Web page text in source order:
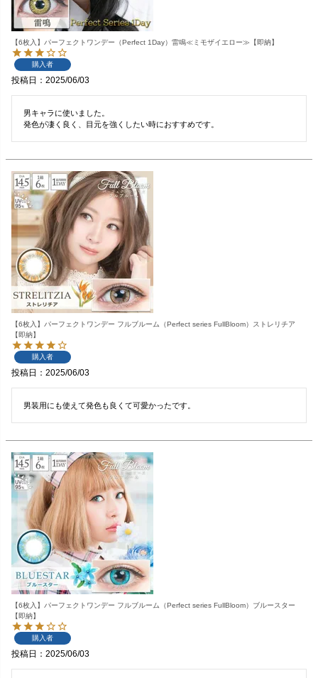
【6枚入】パーフェクトワンデー（Perfect 1Day）雷鳴≪ミモザイエロー≫【即納】
購入者
投稿日 2025/06/03
男キャラに使いました。
発色が凄く良く、目元を強くしたい時におすすめです。
【6枚入】パーフェクトワンデー フルブルーム（Perfect series FullBloom）ストレリチア
【即納】
購入者
投稿日 2025/06/03
男装用にも使えて発色も良くて可愛かったです。
【6枚入】パーフェクトワンデー フルブルーム（Perfect series FullBloom）ブルースター
【即納】
購入者
投稿日 2025/06/03